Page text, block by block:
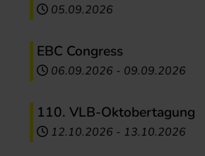
05.09.2026
EBC Congress
06.09.2026 - 09.09.2026
110. VLB-Oktobertagung
12.10.2026 - 13.10.2026